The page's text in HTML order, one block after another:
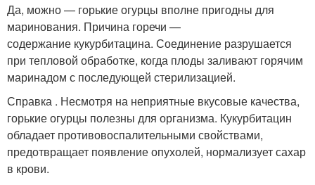
Да, можно — горькие огурцы вполне пригодны для
маринования. Причина горечи —
содержание кукурбитацина. Соединение разрушается
при тепловой обработке, когда плоды заливают горячим
маринадом с последующей стерилизацией.
Справка . Несмотря на неприятные вкусовые качества,
горькие огурцы полезны для организма. Кукурбитацин
обладает противовоспалительными свойствами,
предотвращает появление опухолей, нормализует сахар
в крови.